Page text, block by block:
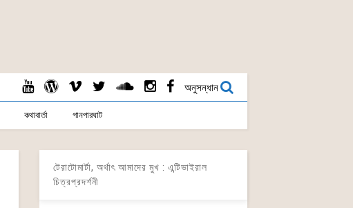
অনুসন্ধান
কথাবার্তা গানপারঘাট
টেরাটোমার্টা, অর্থাৎ আমাদের মুখ : এন্টিভাইরাল
চিত্রপ্রদর্শনী